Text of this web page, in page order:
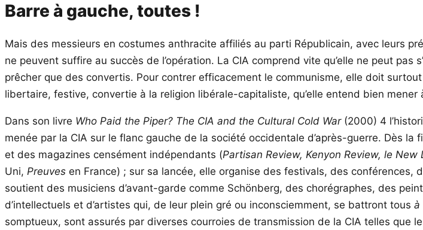
Barre à gauche, toutes !
Mais des messieurs en costumes anthracite affiliés au parti Républicain, avec leurs
ne peuvent suffire au succès de l’opération. La CIA comprend vite qu’elle ne peut
prêcher que des convertis. Pour contrer efficacement le communisme, elle doit
libertaire, festive, convertie à la religion libérale-capitaliste, qu’elle entend bien mener
Dans son livre Who Paid the Piper? The CIA and the Cultural Cold War(2000) 4
menée par la CIA sur le flanc gauche de la société occidentale d’après-guerre. Dès
et des magazines censément indépendants (Partisan Review, Kenyon Review, le New
Uni, Preuves en France) ; sur sa lancée, elle organise des festivals, des
soutient des musiciens d’avant-garde comme Schönberg, des chorégraphes, des
d’intellectuels et d’artistes qui, de leur plein gré ou inconsciemment, se battront tous à
somptueux, sont assurés par diverses courroies de transmission de la CIA telles que